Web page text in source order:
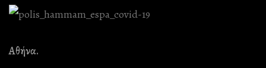
Αθήνα.